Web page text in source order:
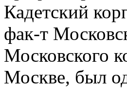
Кадетский
фак-т
Московского
Москве, был